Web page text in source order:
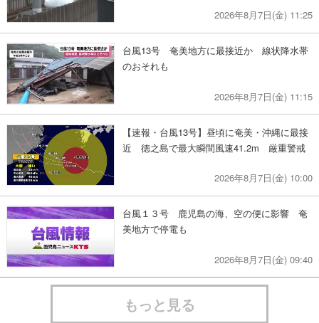
2026年8月7日(金) 11:25
台風13号 奄美地方に最接近か 線状降水帯
のおそれも
2026年8月7日(金) 11:15
【速報・台風13号】昼頃に奄美・沖縄に最接
近 徳之島で最大瞬間風速41.2m 厳重警戒
2026年8月7日(金) 10:00
台風１３号 鹿児島の海、空の便に影響 奄
美地方で停電も
2026年8月7日(金) 09:40
もっと見る